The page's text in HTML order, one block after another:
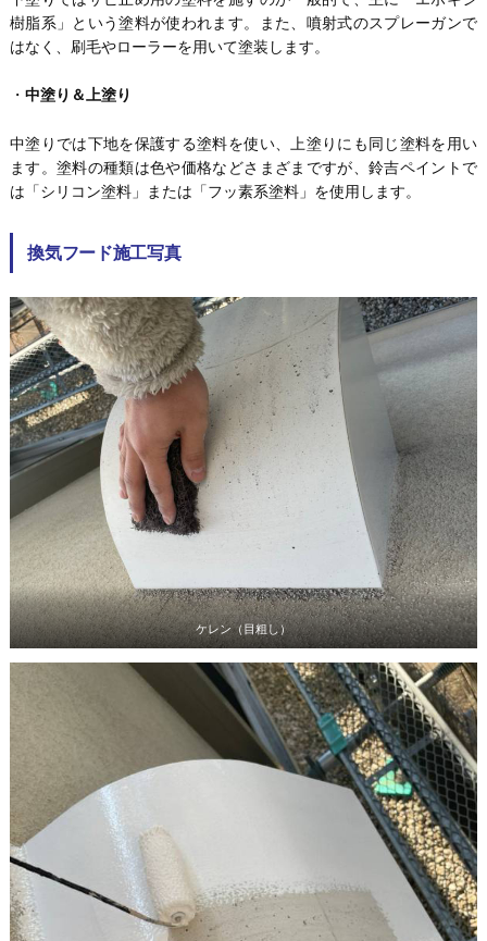
樹脂系」という塗料が使われます。また、噴射式のスプレーガンで
はなく、刷毛やローラーを用いて塗装します。
・ 中塗り＆上塗り
中塗りでは下地を保護する塗料を使い、上塗りにも同じ塗料を用い
ます。塗料の種類は色や価格などさまざまですが、鈴吉ペイントで
は「シリコン塗料」または「フッ素系塗料」を使用します。
換気フード施工写真
ケレン（目粗し）